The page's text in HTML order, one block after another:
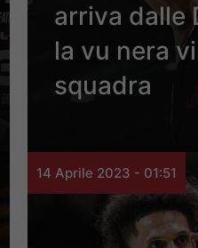
arriva dalle
la vu nera
squadra
14 Aprile 2023 - 01:51